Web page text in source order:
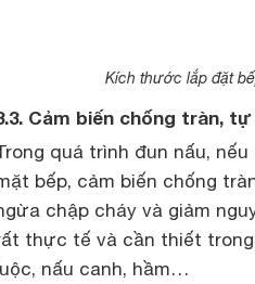
Kích thước lắp đặt
Cảm biến chống tràn,
quá trình đun nấu,
bếp, cảm biến chống
chập cháy và giảm
thực tế và cần thiết
nấu canh, hầm…